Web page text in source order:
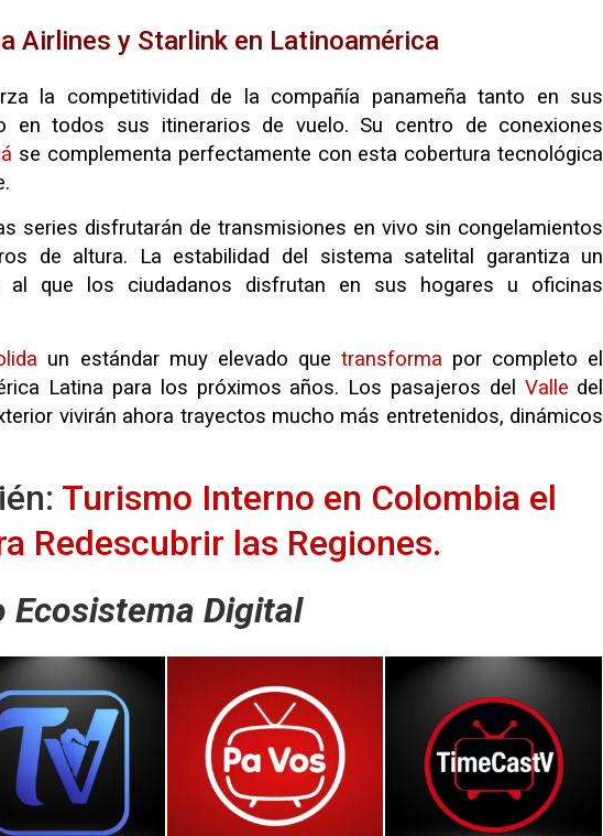
Airlines y Starlink en Latinoamérica
la competitividad de la compañía panameña tanto en sus
en todos sus itinerarios de vuelo. Su centro de conexiones
se complementa perfectamente con esta cobertura tecnológica
series disfrutarán de transmisiones en vivo sin congelamientos
de altura. La estabilidad del sistema satelital garantiza un
al que los ciudadanos disfrutan en sus hogares u oficinas
un estándar muy elevado quetransforma por completo el
Latina para los próximos años. Los pasajeros del Valle del
vivirán ahora trayectos mucho más entretenidos, dinámicos
Turismo Interno en Colombia el
Redescubrir las Regiones.
Ecosistema Digital